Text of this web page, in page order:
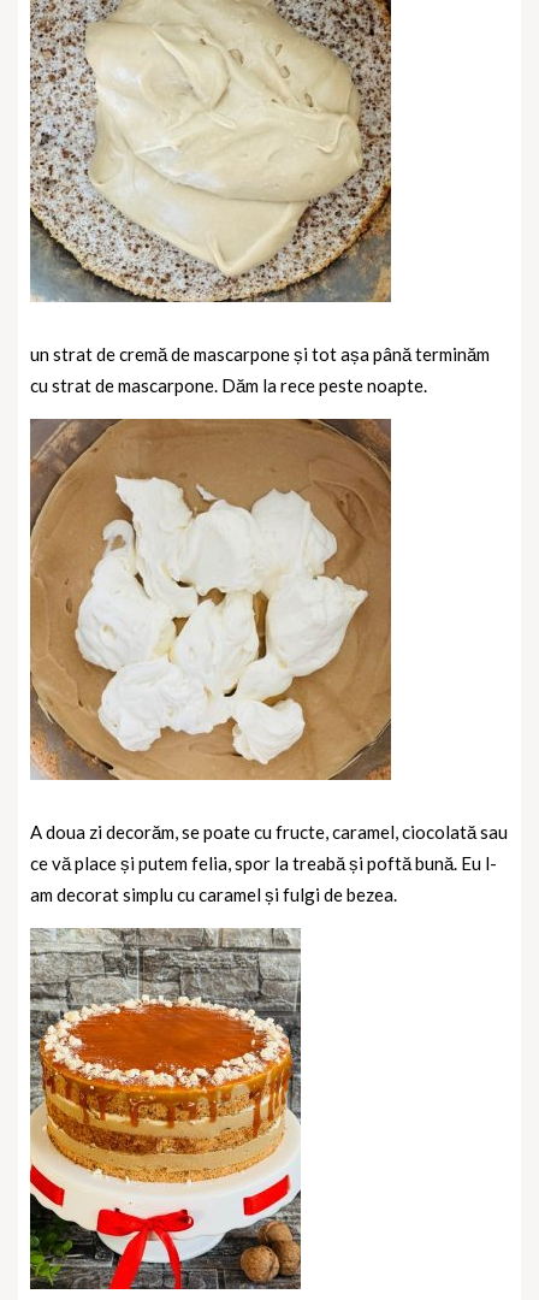
un strat de cremă de mascarpone și tot așa până terminăm
cu strat de mascarpone. Dăm la rece peste noapte.
A doua zi decorăm, se poate cu fructe, caramel, ciocolată sau
ce vă place și putem felia, spor la treabă și poftă bună. Eu l-
am decorat simplu cu caramel și fulgi de bezea.